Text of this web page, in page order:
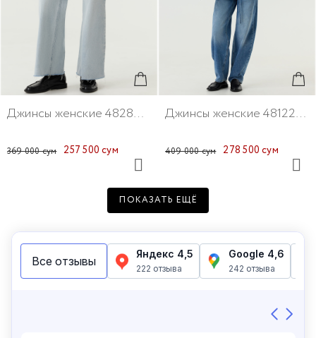
Джинсы женские 48286-25
369 000 сум 257 500 сум
Джинсы женские 48122-65
409 000 сум 278 500 сум
ПОКАЗАТЬ ЕЩЁ